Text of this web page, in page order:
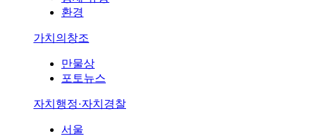
환경
가치의창조
만물상
포토뉴스
자치행정·자치경찰
서울